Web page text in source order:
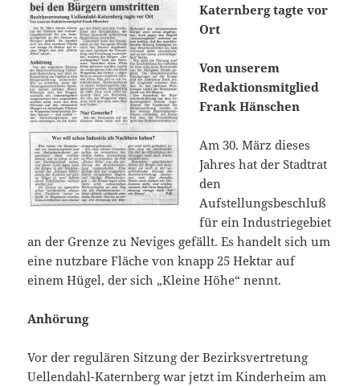
Katernberg tagte vor
Ort
Von unserem
Redaktionsmitglied
Frank Hänschen
Am 30. März dieses
Jahres hat der Stadtrat
den
Aufstellungsbeschluß
für ein Industriegebiet
an der Grenze zu Neviges gefällt. Es handelt sich um
eine nutzbare Fläche von knapp 25 Hektar auf
einem Hügel, der sich „Kleine Höhe“ nennt.
Anhörung
Vor der regulären Sitzung der Bezirksvertretung
Uellendahl-Katernberg war jetzt im Kinderheim am